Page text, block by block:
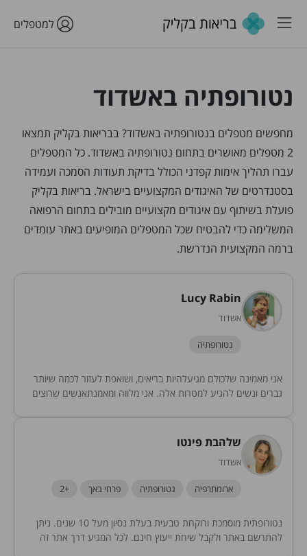
למטפלים
נטורופתיה באשדוד
מחפשים מטפלים בנטורופתיה באשדוד? בבריאות בקליק תמצאו
2 מטפלים מאושרים בתחום נטורופתיה באשדוד. כל המטפלים
עברו תהליך אימות קפדני הכולל בדיקת תעודות הסמכה ועמידה
בסטנדרטים של האיגודים המקצועיים בישראל. בריאות בקליק
פועלת בשיתוף עם איגודים מקצועיים מובילים בתחום הרפואה
המשלימה כדי להבטיח שכל המטפלים המופיעים באתר עומדים
ברמה המקצועית הנדרשת.
Lucy Rabin
אשדוד
נטורופתיה
אני מאמינה שלכולם מגיעלהיות בריאים, ושואפת לעזור לכמה שיותר
גברים ונשים להגיע למטרות אלה. אני מלווה ומאמנתאנשים שרוצים
שלהבת פינטו
אשדוד
ארומתרפיה נטורופתיה פרחי באך +2
נטורופתית מוסמכת ורוקחת טבעית בעלת נסיון מעל 10 שנים. ניתן
להתרשם באתר ולקבל שיחת ייעוץ חינם. לכל המגיע דרך אתר זה